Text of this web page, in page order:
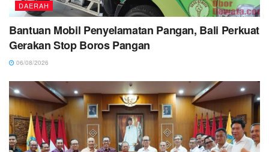
DAERAH
Bantuan Mobil Penyelamatan Pangan, Bali Perkuat
Gerakan Stop Boros Pangan
06/08/2026